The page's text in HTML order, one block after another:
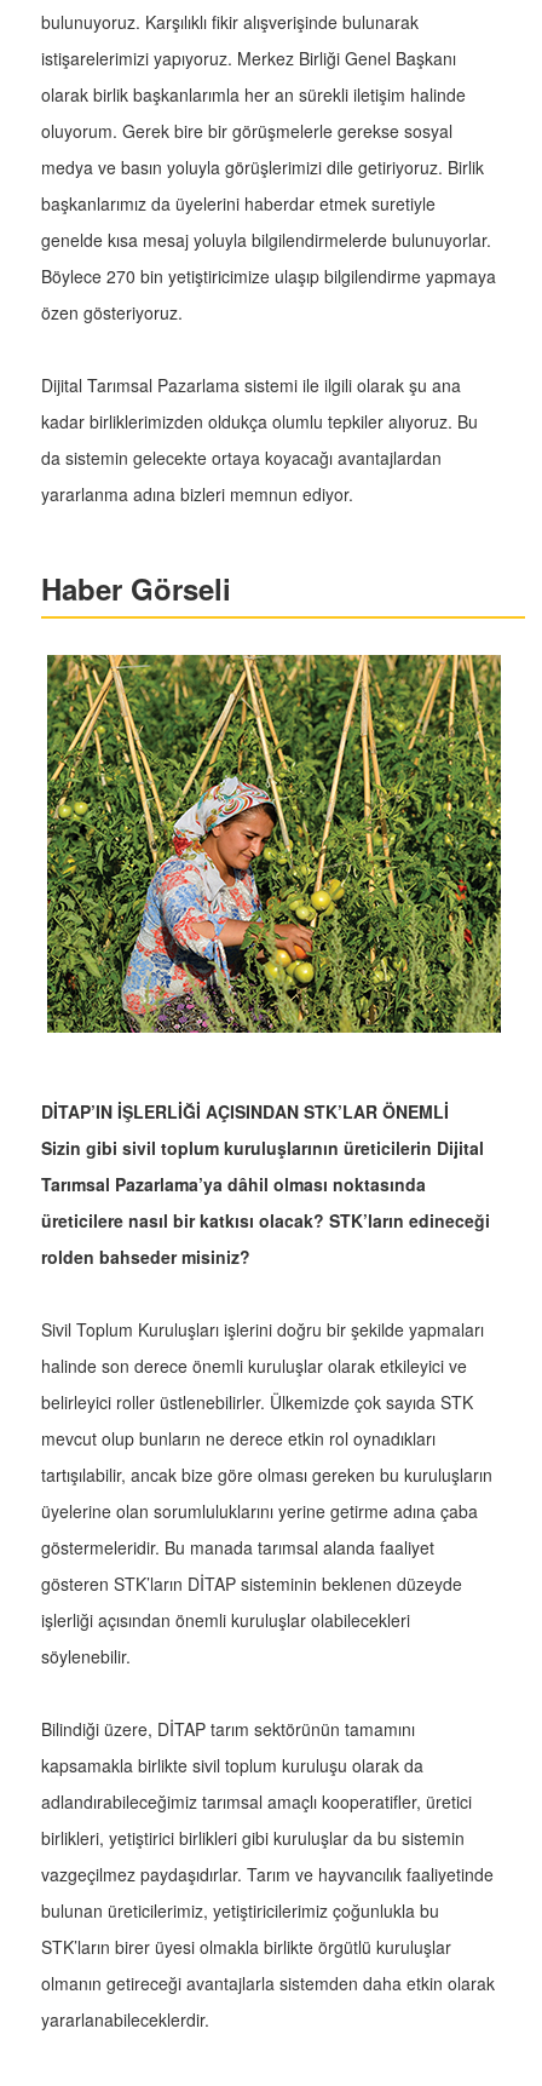
bulunuyoruz. Karşılıklı fikir alışverişinde bulunarak
istişarelerimizi yapıyoruz. Merkez Birliği Genel Başkanı
olarak birlik başkanlarımla her an sürekli iletişim halinde
oluyorum. Gerek bire bir görüşmelerle gerekse sosyal
medya ve basın yoluyla görüşlerimizi dile getiriyoruz. Birlik
başkanlarımız da üyelerini haberdar etmek suretiyle
genelde kısa mesaj yoluyla bilgilendirmelerde bulunuyorlar.
Böylece 270 bin yetiştiricimize ulaşıp bilgilendirme yapmaya
özen gösteriyoruz.
Dijital Tarımsal Pazarlama sistemi ile ilgili olarak şu ana
kadar birliklerimizden oldukça olumlu tepkiler alıyoruz. Bu
da sistemin gelecekte ortaya koyacağı avantajlardan
yararlanma adına bizleri memnun ediyor.
Haber Görseli
DİTAP’IN İŞLERLİĞİ AÇISINDAN STK’LAR ÖNEMLİ
Sizin gibi sivil toplum kuruluşlarının üreticilerin Dijital
Tarımsal Pazarlama’ya dâhil olması noktasında
üreticilere nasıl bir katkısı olacak? STK’ların edineceği
rolden bahseder misiniz?
Sivil Toplum Kuruluşları işlerini doğru bir şekilde yapmaları
halinde son derece önemli kuruluşlar olarak etkileyici ve
belirleyici roller üstlenebilirler. Ülkemizde çok sayıda STK
mevcut olup bunların ne derece etkin rol oynadıkları
tartışılabilir, ancak bize göre olması gereken bu kuruluşların
üyelerine olan sorumluluklarını yerine getirme adına çaba
göstermeleridir. Bu manada tarımsal alanda faaliyet
gösteren STK’ların DİTAP sisteminin beklenen düzeyde
işlerliği açısından önemli kuruluşlar olabilecekleri
söylenebilir.
Bilindiği üzere, DİTAP tarım sektörünün tamamını
kapsamakla birlikte sivil toplum kuruluşu olarak da
adlandırabileceğimiz tarımsal amaçlı kooperatifler, üretici
birlikleri, yetiştirici birlikleri gibi kuruluşlar da bu sistemin
vazgeçilmez paydaşıdırlar. Tarım ve hayvancılık faaliyetinde
bulunan üreticilerimiz, yetiştiricilerimiz çoğunlukla bu
STK’ların birer üyesi olmakla birlikte örgütlü kuruluşlar
olmanın getireceği avantajlarla sistemden daha etkin olarak
yararlanabileceklerdir.